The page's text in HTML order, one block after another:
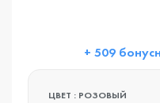
+ 509
ЦВЕТ : РОЗОВЫЙ